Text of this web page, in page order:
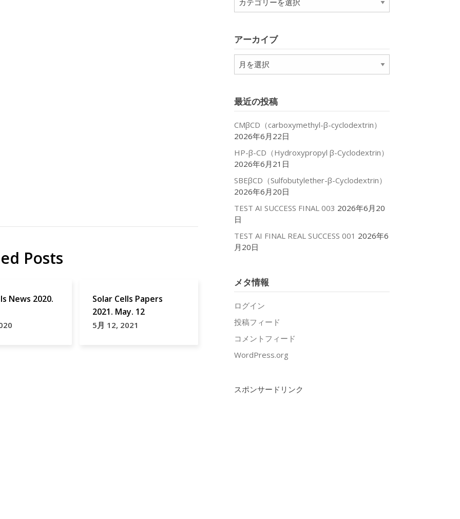
Posts
News 2020.
Solar Cells Papers
2021. May. 12
5月 12, 2021
テ
ー
アーカイブ
ア
ー
ブ
最近の投稿
CMβCD（carboxymethyl-β-cyclodextrin）
2026年6月22日
HP-β-CD（Hydroxypropyl β-Cyclodextrin）
2026年6月21日
SBEβCD（Sulfobutylether-β-Cyclodextrin）
2026年6月20日
TEST AI SUCCESS FINAL 003 2026年6月20
日
TEST AI FINAL REAL SUCCESS 001 2026年6
月20日
メタ情報
ログイン
投稿フィード
コメントフィード
WordPress.org
スポンサードリンク